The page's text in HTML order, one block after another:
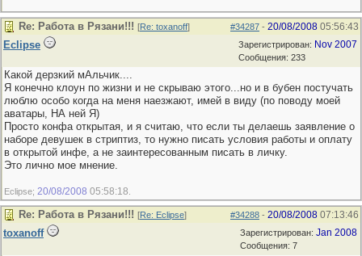
#34287 - 20/08/2008 05:56:43
Re: Работа в Рязани!!! [Re: toxanoff]
Зарегистрирован: Nov 2007
Сообщения: 233
Eclipse
Какой дерзкий мАльчик....
Я конечно клоун по жизни и не скрываю этого...но и в бубен постучать
люблю особо когда на меня наезжают, имей в виду (по поводу моей
аватары, НА ней Я)
Просто конфа открытая, и я считаю, что если ты делаешь заявление о
наборе девушек в стриптиз, то нужно писать условия работы и оплату
в открытой инфе, а не заинтересованным писать в личку.
Это лично мое мнение.
Eclipse; 20/08/2008 05:58:18
#34288 - 20/08/2008 07:13:46
Re: Работа в Рязани!!! [Re: Eclipse]
Зарегистрирован: Jan 2008
Сообщения: 7
toxanoff